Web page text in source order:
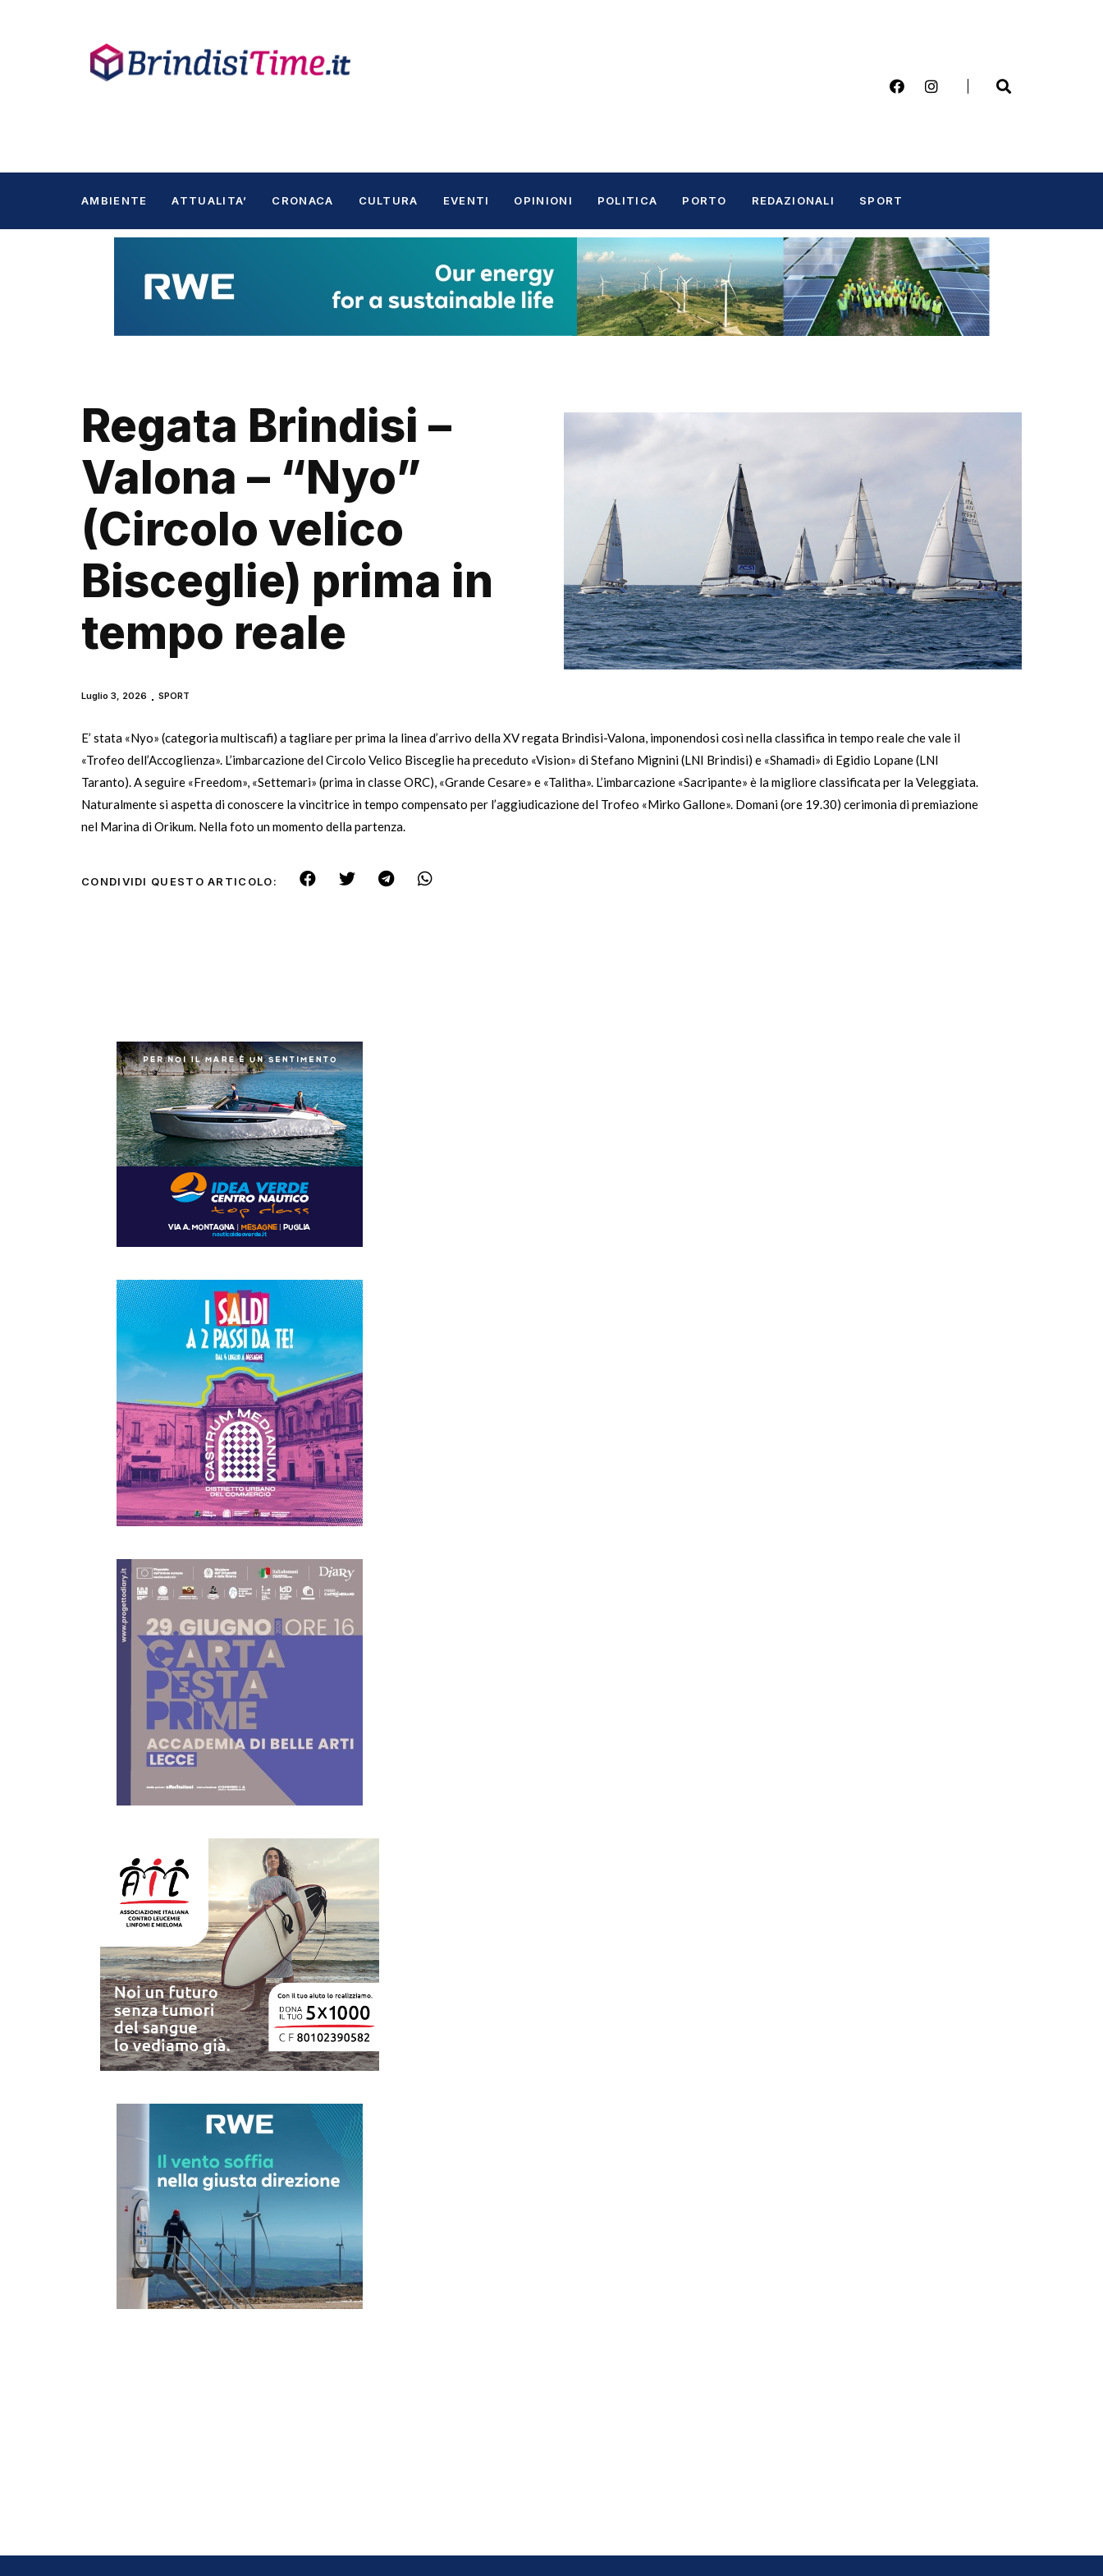
AMBIENTE ATTUALITA’ CRONACA CULTURA EVENTI OPINIONI POLITICA PORTO REDAZIONALI SPORT
Regata Brindisi –
Valona – “Nyo”
(Circolo velico
Bisceglie) prima in
tempo reale
Luglio 3, 2026 SPORT
E’ stata «Nyo» (categoria multiscafi) a tagliare per prima la linea d’arrivo della XV regata Brindisi-Valona, imponendosi così nella classifica in tempo reale che vale il
«Trofeo dell’Accoglienza». L’imbarcazione del Circolo Velico Bisceglie ha preceduto «Vision» di Stefano Mignini (LNI Brindisi) e «Shamadi» di Egidio Lopane (LNI
Taranto). A seguire «Freedom», «Settemari» (prima in classe ORC), «Grande Cesare» e «Talitha». L’imbarcazione «Sacripante» è la migliore classificata per la Veleggiata.
Naturalmente si aspetta di conoscere la vincitrice in tempo compensato per l’aggiudicazione del Trofeo «Mirko Gallone». Domani (ore 19.30) cerimonia di premiazione
nel Marina di Orikum. Nella foto un momento della partenza.
CONDIVIDI QUESTO ARTICOLO: